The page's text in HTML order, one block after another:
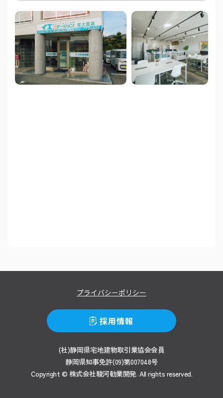
(社)静岡県宅地建物取引業協会会員
静岡県知事免許(09)第007048号
Copyright © 株式会社駿河勧業開発.All rights reserved.
プライバシーポリシー
採用情報